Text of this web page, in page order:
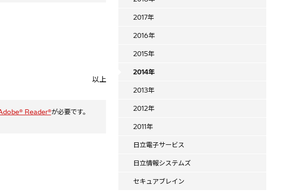
以上
Reader®が必要です。
2017年
2016年
2015年
2014年
2013年
2012年
2011年
日立電子サービス
日立情報システムズ
セキュアブレイン